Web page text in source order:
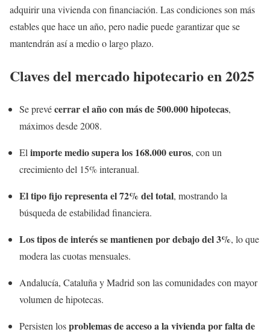
adquirir una vivienda con financiación. Las condiciones son más
estables que hace un año, pero nadie puede garantizar que se
mantendrán así a medio o largo plazo.
Claves del mercado hipotecario en 2025
Se prevécerrar el año con más de 500.000 hipotecas,
máximos desde 2008.
Elimporte medio supera los 168.000 euros, con un
crecimiento del 15% interanual.
El tipo fijo representa el 72% del total, mostrando la
búsqueda de estabilidad financiera.
Los tipos de interés se mantienen por debajo del 3%, lo que
modera las cuotas mensuales.
Andalucía, Cataluña y Madrid son las comunidades con mayor
volumen de hipotecas.
Persisten losproblemas de acceso a la vivienda por falta de